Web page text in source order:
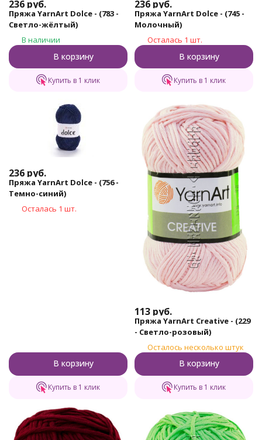
236 руб.
Пряжа YarnArt Dolce - (783 -
Светло-жёлтый)
В наличии
В корзину
Купить в 1 клик
236 руб.
Пряжа YarnArt Dolce - (745 -
Молочный)
Осталась 1 шт.
В корзину
Купить в 1 клик
236 руб.
Пряжа YarnArt Dolce - (756 -
Темно-синий)
Осталась 1 шт.
В корзину
Купить в 1 клик
113 руб.
Пряжа YarnArt Creative - (229
- Светло-розовый)
Осталось несколько штук
В корзину
Купить в 1 клик